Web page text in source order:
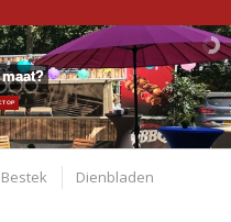
OP
Bestek Dienbladen